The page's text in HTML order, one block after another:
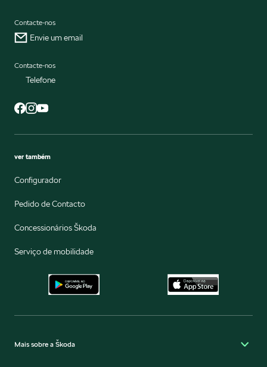
Contacte-nos
Envie um email
Contacte-nos
Telefone
ver também
Configurador
Pedido de Contacto
Concessionários Škoda
Serviço de mobilidade
Mais sobre a Škoda